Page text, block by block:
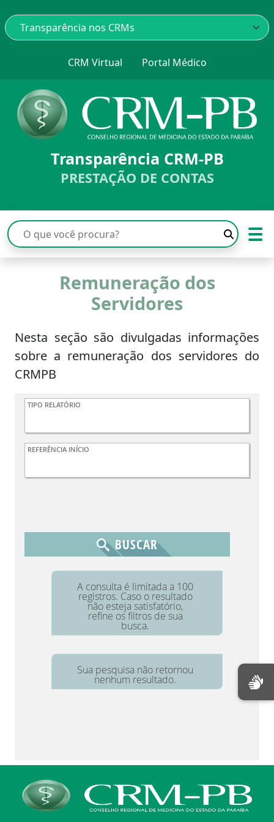
CRM Virtual Portal Médico
Transparência CRM-PB
PRESTAÇÃO DE CONTAS
☰
Remuneração dos
Servidores
Nesta seção são divulgadas informações
sobre a remuneração dos servidores do
CRMPB